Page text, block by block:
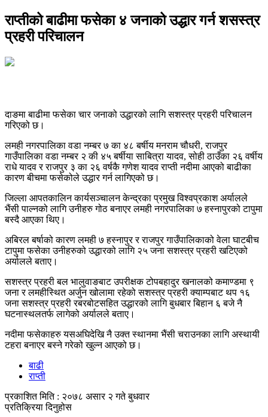
राप्तीको बाढीमा फसेका ४ जनाको उद्धार गर्न शसस्त्र
प्रहरी परिचालन
दाङमा बाढीमा फसेका चार जनाको उद्धारको लागि सशस्त्र प्रहरी परिचालन
गरिएको छ।
लमही नगरपालिका वडा नम्बर ७ का ४८ बर्षीय मनराम चौधरी, राजपुर
गाउँपालिका वडा नम्बर २ की ४५ बर्षीया साबित्रा यादव, सोही ठाउँका २६ वर्षीय
राधे यादव र राजपुर ३ का २६ वर्षकै गणेश यादव राप्ती नदीमा आएको बाढीका
कारण बीचमा फसेकोले उद्धार गर्न लागिएको छ।
जिल्ला आपतकालिन कार्यसञ्चालन केन्द्रका प्रमुख विश्वप्रकाश अर्यालले
भैंसी पाल्नको लागि उनीहरु गोठ बनाएर लमही नगरपालिका ७ हस्नापुरको टापुमा
बस्दै आएका थिए।
अबिरल बर्षाको कारण लमही ७ हस्नापुर र राजपुर गाउँपालिकाको वेला घाटबीच
टापुमा फसेका उनीहरुको उद्धारको लागि २५ जना सशस्त्र प्रहरी खटिएको
अर्यालले बताए।
सशस्त्र प्रहरी बल भालुवाङबाट उपरीक्षक टोपबहादुर खनालको कमाण्डमा ९
जना र लमहीस्थित अर्जुन खोलामा रहेको सशस्त्र प्रहरी क्याम्पबाट थप १६
जना सशस्त्र प्रहरी रबरबोटसहित उद्धारको लागि बुधबार बिहान ६ बजे नै
घटनास्थलतर्फ लागेको अर्यालले बताए।
नदीमा फसेकाहरु यसअघिदेखि नै उक्त स्थानमा भैंसी चराउनका लागि अस्थायी
टहरा बनाएर बस्ने गरेको खुल्न आएको छ।
बाढी
राप्ती
प्रकाशित मिति : २०७८ असार २ गते बुधवार
प्रतिक्रिया दिनुहोस